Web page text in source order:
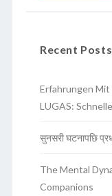
Recent Posts
Erfahrungen
LUGAS:
सुनसरी घटनापछि
The Mental
Companions